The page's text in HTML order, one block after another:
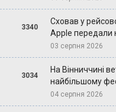
3340
Сховав у
Apple передали
03 серпня 2026
3034
На Вінниччині
найбільшому
04 серпня 2026